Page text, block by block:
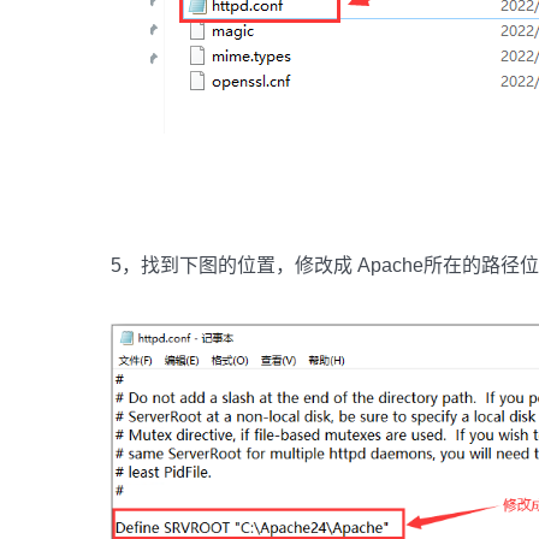
5，找到下图的位置，修改成 Apache所在的路径